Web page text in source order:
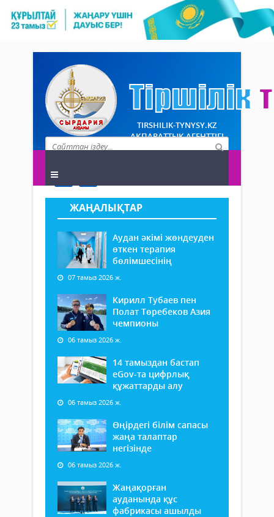
TIRSHILIK-TYNYSY.KZ
АҚПАРАТТЫҚ АГЕНТТІГІ
ЖАҢАЛЫҚТАР
Аудан әкімі жөндеуден
өткен терапия
бөлімшесінің
07 тамыз 2026 ж.
Кирилл Тубаев пен
Полат Төребеков Азия
чемпионы
06 тамыз 2026 ж.
14 тамыздан бастап
еGov-та цифрлық
құжаттарды алу
06 тамыз 2026 ж.
Өңірдегі білім сапасы
жаңа талаптар
негізінде
06 тамыз 2026 ж.
Жаңақорған
ауданында құс
фабрикасы ашылды